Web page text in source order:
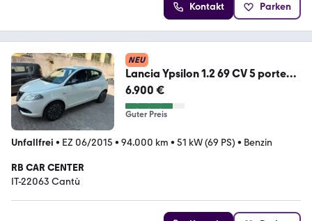
Kontakt Parken
NEU
Lancia Ypsilon 1.2 69 CV 5 porte
Elefantino*EURO
6.900 €
Guter Preis
Unfallfrei • EZ 06/2015 • 94.000 km • 51 kW (69 PS) • Benzin
RB CAR CENTER
IT-22063 Cantù